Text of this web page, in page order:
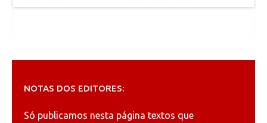
NOTAS DOS EDITORES:
Só publicamos nesta página textos que